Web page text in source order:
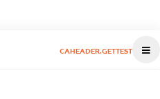
CAHEADER.GETTEST